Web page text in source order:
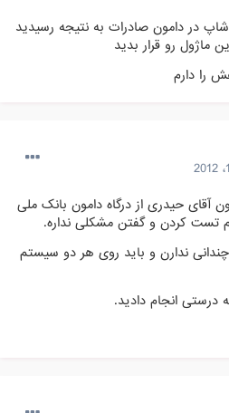
در دامون صادرات به نتيجه رسيديد
ماژول رو قرار بديد
را دارم
حیدری از درگاه دامون بانک ملی
تست کردن و گفتن مشکلی نداره.
1.4.6.2 تفاوت چندانی ندارن و باید روی هر دو سیستم
انجام دادید.